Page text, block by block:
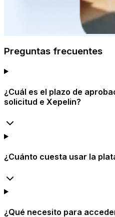
Preguntas frecuentes
¿Cuál es el plazo de
solicitud e Xepelin?
¿Cuánto cuesta usar la
¿Qué necesito para